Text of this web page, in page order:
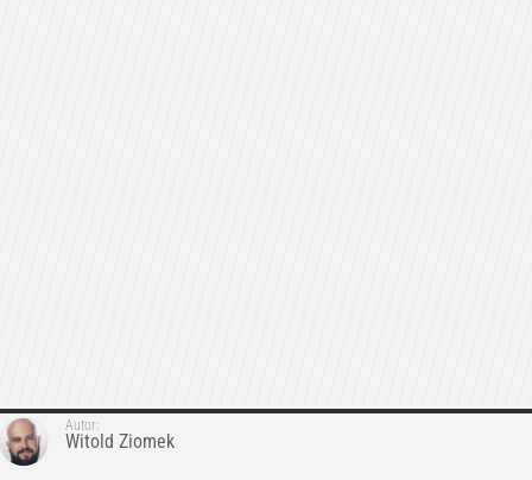
Autor:
Witold Ziomek